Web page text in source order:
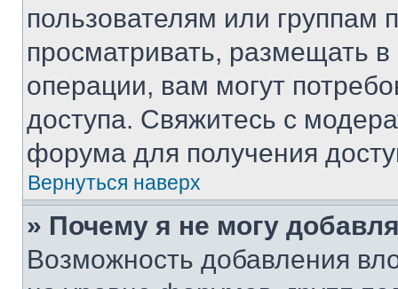
пользователям или группам
просматривать, размещать
операции, вам могут
доступа. Свяжитесь с
форума для получения
Вернуться наверх
» Почему я не могу
Возможность добавления